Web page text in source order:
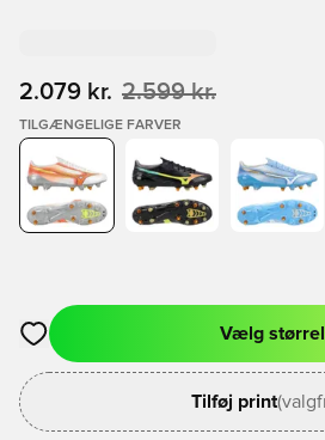
2.079 kr. 2.599 kr.
TILGÆNGELIGE FARVER
Åbner en Modal til at logge ind eller
Vælg
Tilføj print